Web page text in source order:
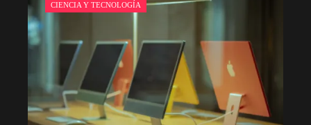
CIENCIA Y TECNOLOGÍA